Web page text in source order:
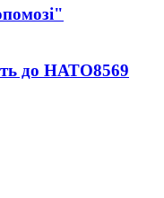
до НАТО8569